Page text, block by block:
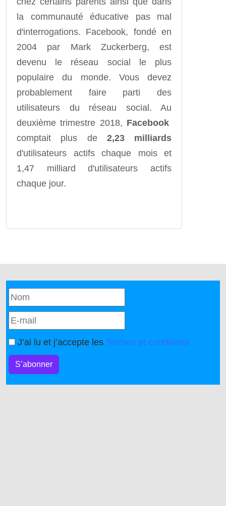
la communauté éducative pas mal
d'interrogations. Facebook, fondé en
2004 par Mark Zuckerberg, est
devenu le réseau social le plus
populaire du monde. Vous devez
probablement faire parti des
utilisateurs du réseau social. Au
deuxième trimestre 2018, Facebook
comptait plus de2,23 milliards
d'utilisateurs actifs chaque mois et
1,47 milliard d'utilisateurs actifs
chaque jour.
J’ai lu et j’accepte les Termes et conditions
S’abonner